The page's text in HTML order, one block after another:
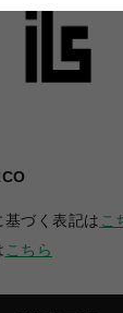
づく表記は こ
こちら